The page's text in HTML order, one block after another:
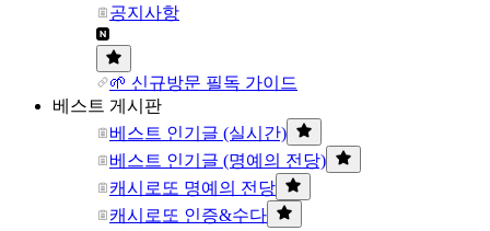
공지사항
🌱 신규방문 필독 가이드
베스트 게시판
베스트 인기글 (실시간)
베스트 인기글 (명예의 전당)
캐시로또 명예의 전당
캐시로또 인증&수다